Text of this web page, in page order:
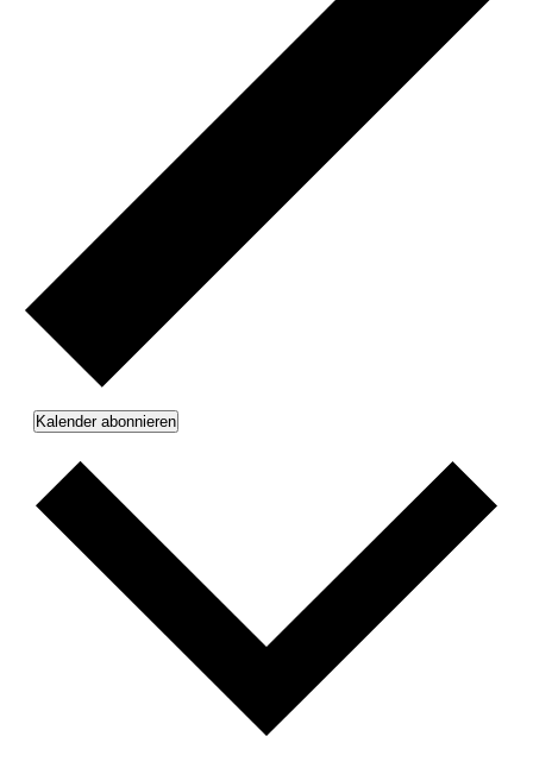
Kalender abonnieren